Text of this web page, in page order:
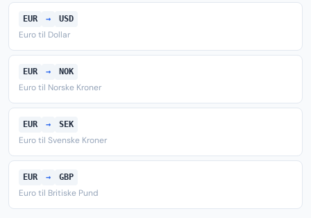
EUR → USD
Euro til Dollar
EUR → NOK
Euro til Norske Kroner
EUR → SEK
Euro til Svenske Kroner
EUR → GBP
Euro til Britiske Pund